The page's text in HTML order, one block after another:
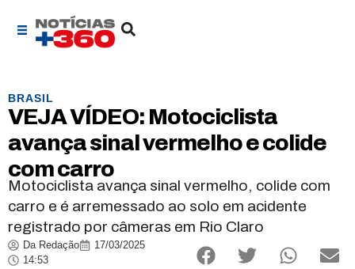
BRASIL
VEJA VÍDEO: Motociclista
avança sinal vermelho e colide
com carro
Motociclista avança sinal vermelho, colide com
carro e é arremessado ao solo em acidente
registrado por câmeras em Rio Claro
Da Redação
17/03/2025
14:53